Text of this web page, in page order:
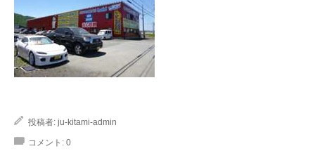
投稿者: ju-kitami-admin
コメント: 0
アンケート
自動車 相談室